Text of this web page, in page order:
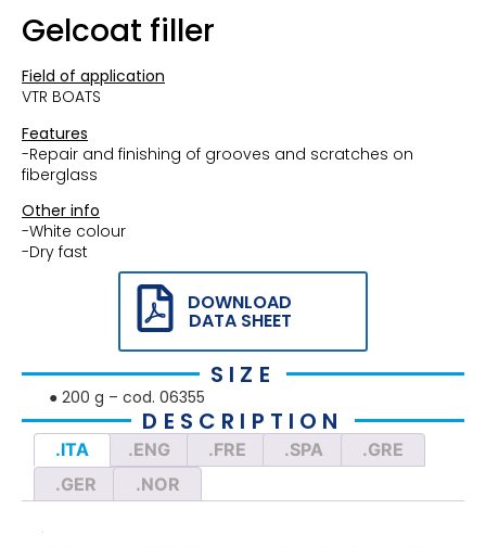
Gelcoat filler
Field of application
VTR BOATS
Features
-Repair and finishing of grooves and scratches on
fiberglass
Other info
-White colour
-Dry fast
DOWNLOAD
DATA SHEET
SIZE
● 200 g – cod. 06355
DESCRIPTION
.ITA .ENG .FRE .SPA
.GRE
.GER
.NOR